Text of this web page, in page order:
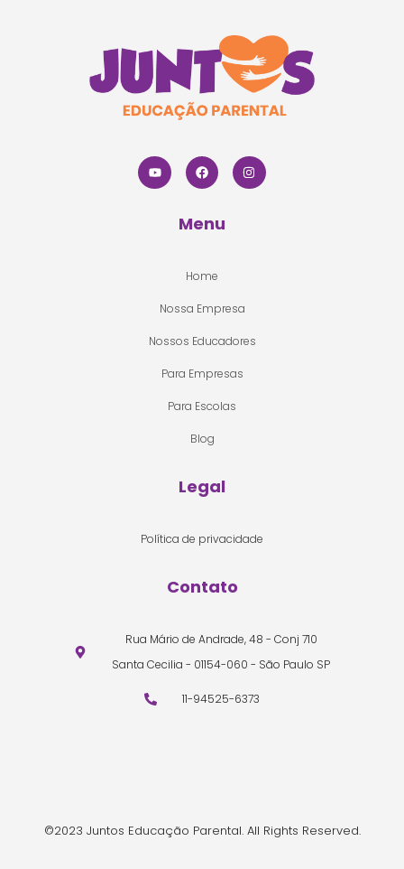
Menu
Home
Nossa Empresa
Nossos Educadores
Para Empresas
Para Escolas
Blog
Legal
Política de privacidade
Contato
Rua Mário de Andrade, 48 - Conj 710
Santa Cecilia - 01154-060 - São Paulo SP
11-94525-6373
©2023 Juntos Educação Parental. All Rights Reserved.